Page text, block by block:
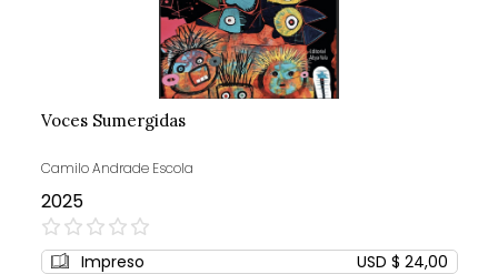
Voces Sumergidas
Camilo Andrade Escola
2025
0%
Impreso USD $ 24,00